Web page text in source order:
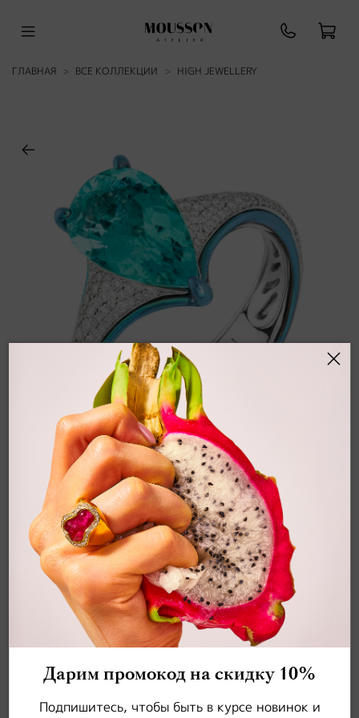
ГЛАВНАЯ ВСЕ КОЛЛЕКЦИИ HIGH JEWELLERY
R0141-10/1
КОЛЬЦО С ТУРМАЛИНОМ ПАРАИБА И
БРИЛЛИАНТАМИ, R0141-10/1
11 960 500 ₽
18,0Дарим промокод на скидку 10%
Подпишитесь, чтобы быть в курсе новинок и